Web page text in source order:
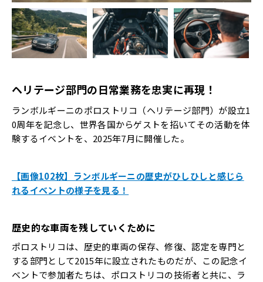
ヘリテージ部門の日常業務を忠実に再現！
ランボルギーニのポロストリコ（ヘリテージ部門）が設立1
0周年を記念し、世界各国からゲストを招いてその活動を体
験するイベントを、2025年7月に開催した。
【画像102枚】ランボルギーニの歴史がひしひしと感じら
れるイベントの様子を見る！
歴史的な車両を残していくために
ポロストリコは、歴史的車両の保存、修復、認定を専門と
する部門として2015年に設立されたものだが、この記念イ
ベントで参加者たちは、ポロストリコの技術者と共に、ラ